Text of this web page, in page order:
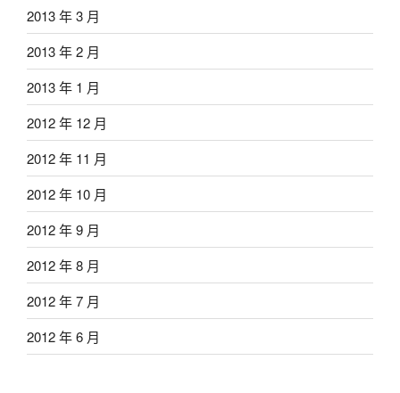
2013 年 3 月
2013 年 2 月
2013 年 1 月
2012 年 12 月
2012 年 11 月
2012 年 10 月
2012 年 9 月
2012 年 8 月
2012 年 7 月
2012 年 6 月